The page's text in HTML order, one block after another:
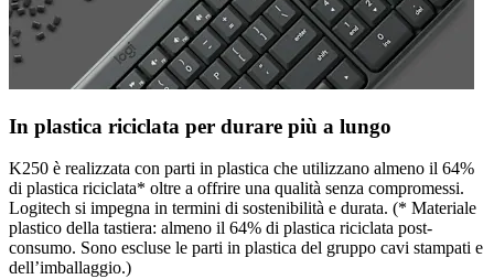
In plastica riciclata per durare più a lungo
K250 è realizzata con parti in plastica che utilizzano almeno il 64%
di plastica riciclata* oltre a offrire una qualità senza compromessi.
Logitech si impegna in termini di sostenibilità e durata. (* Materiale
plastico della tastiera: almeno il 64% di plastica riciclata post-
consumo. Sono escluse le parti in plastica del gruppo cavi stampati e
dell’imballaggio.)